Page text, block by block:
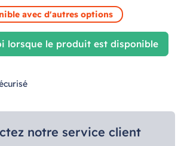
avec d'autres options
lorsque le produit est disponible
notre service client